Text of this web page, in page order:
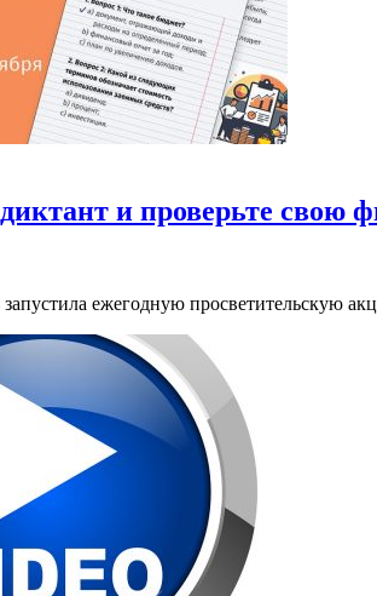
и проверьте свою
запустила ежегодную просветительскую